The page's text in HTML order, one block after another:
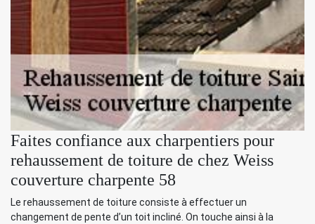
Faites confiance aux charpentiers pour
rehaussement de toiture de chez Weiss
couverture charpente 58
Le rehaussement de toiture consiste à effectuer un
changement de pente d’un toit incliné. On touche ainsi à la